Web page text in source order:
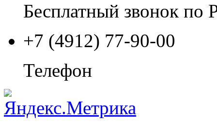
Бесплатный звонок по
+7 (4912) 77-90-00
Телефон